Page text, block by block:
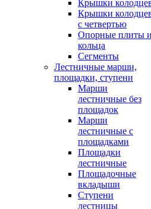
Крышки
Крышки
с четвертью
Опорные плиты и
кольца
Сегменты
Лестничные марши,
площадки, ступени
Марши
лестничные без
площадок
Марши
лестничные с
площадками
Площадки
лестничные
Площадочные
вкладыши
Ступени
лестницы